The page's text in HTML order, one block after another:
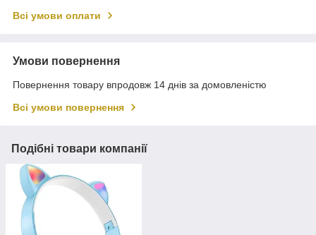
Всі умови оплати
Умови повернення
Повернення товару впродовж 14 днів за домовленістю
Всі умови повернення
Подібні товари компанії